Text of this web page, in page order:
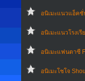
อนิเมะแนวแอ็คชั่
อนิเมะแนวโรงเรี
อนิเมะแฟนตาซี
อนิเมะโชโจ